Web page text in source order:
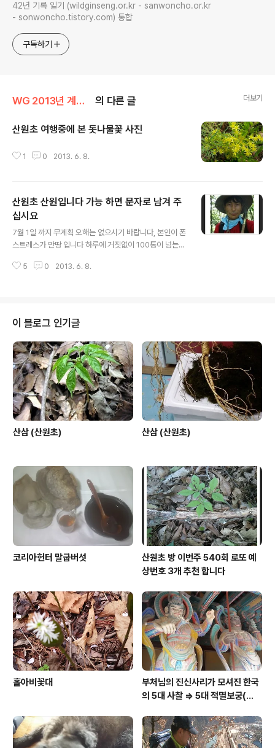
42년 기록 일기 (wildginseng.or.kr - sanwoncho.or.kr
- sonwoncho.tistory.com) 통합
구독하기
WG 2013년 계사년 기록 의 다른 글 더보기
산원초 여행중에 본 돗나물꽃 사진
1 0 2013. 6. 8.
산원초 산원입니다 가능 하면 문자로 남겨 주
십시요
7월 1일 까지 무계획 오해는 없으시기 바랍니다, 본인이 폰
스트레스가 만땅 입니다 하루에 거짓없이 100통이 넘는
주시고, 가능 하면 문자로 주십시요.
5 0 2013. 6. 8.
이 블로그 인기글
산삼 (산원초) 산삼 (산원초)
코리아헌터 말굽버섯
산원초 방 이번주 540회 로또 예
상번호 3개 추천 합니다
홀아비꽃대
부처님의 진신사리가 모셔진 한국
의 5대 사찰 => 5대 적멸보궁(寂